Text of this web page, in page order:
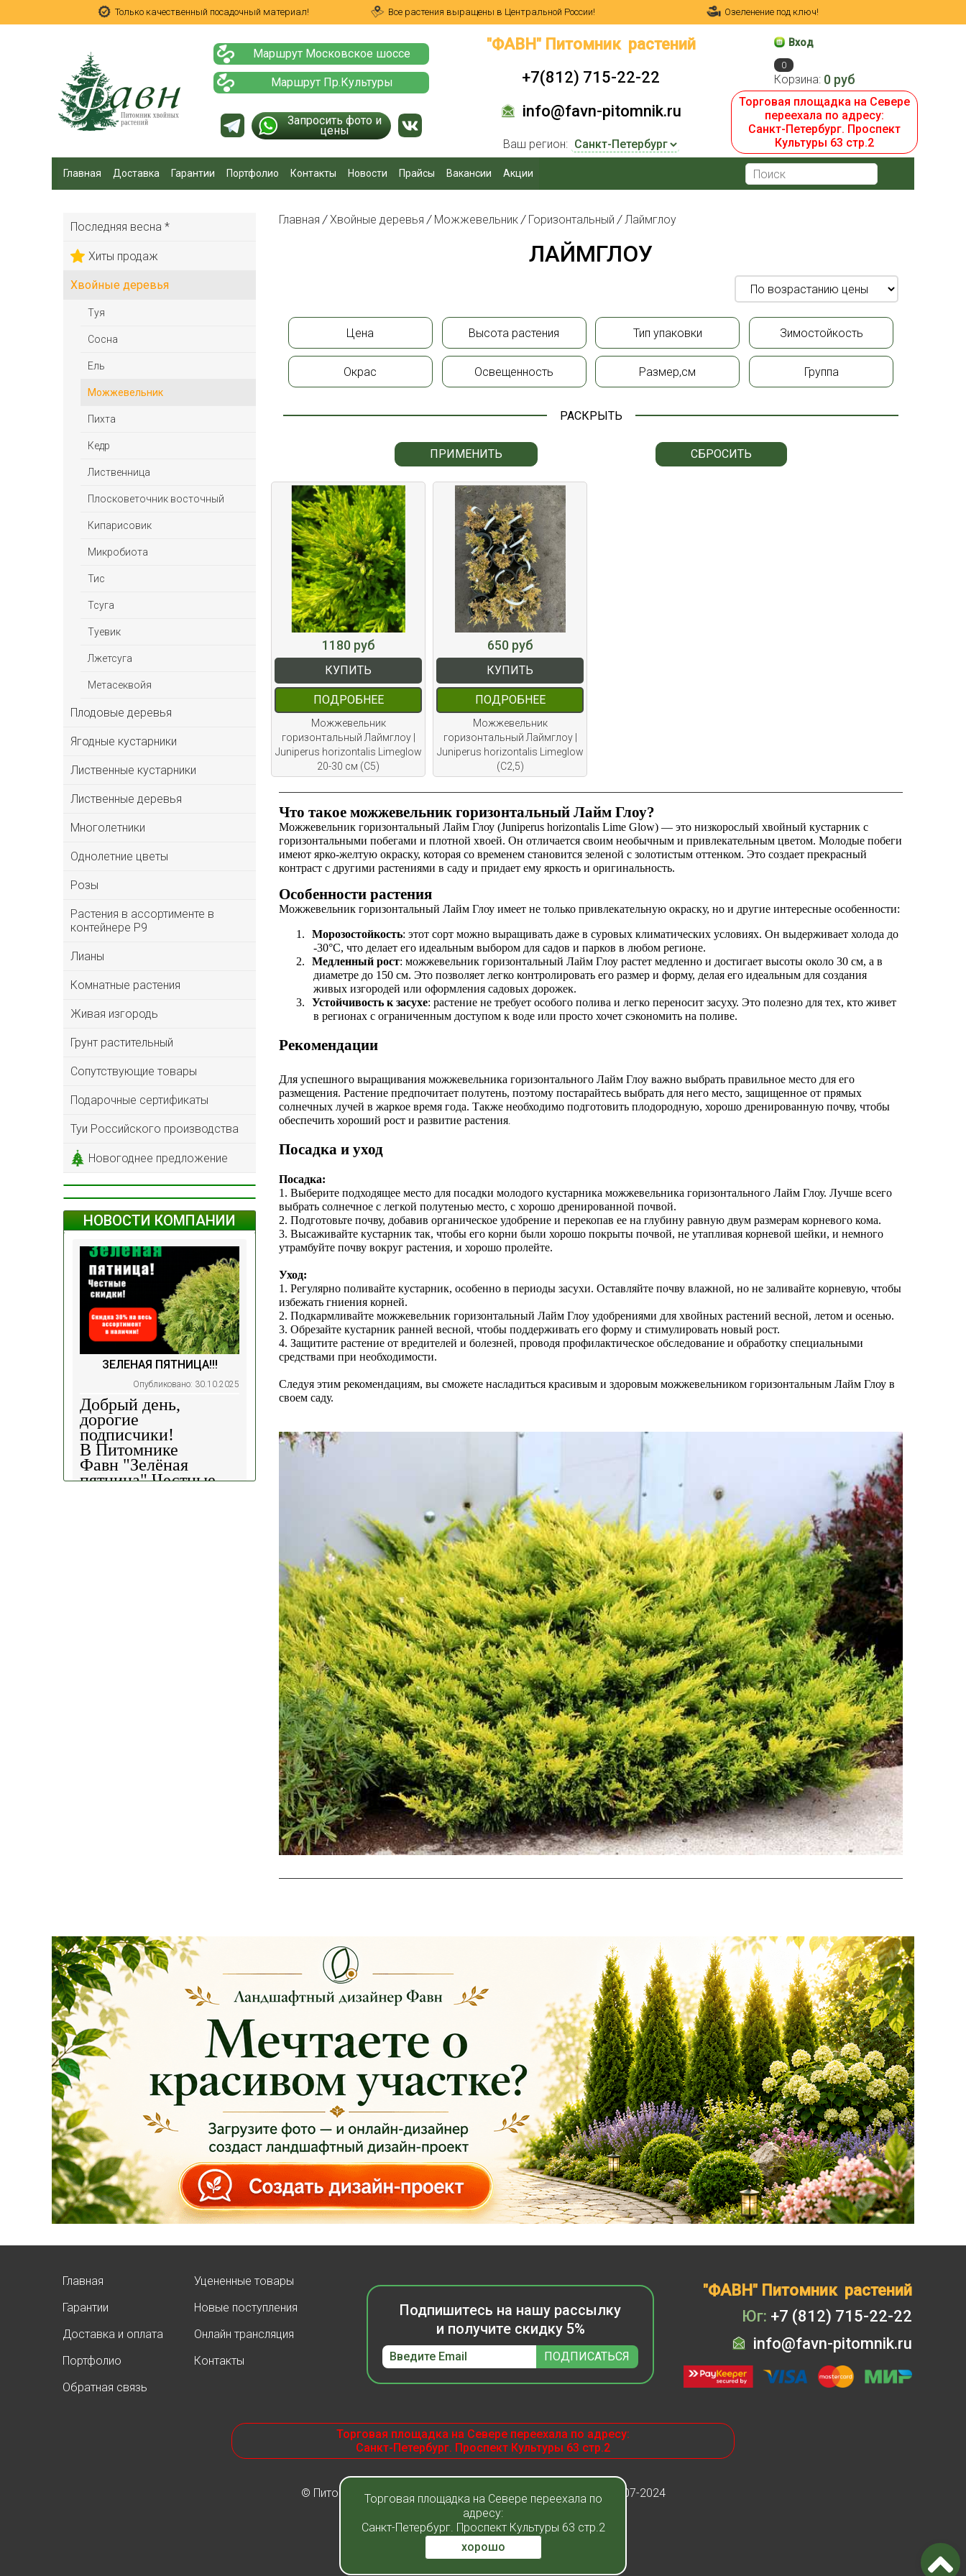
Только качественный посадочный материал! Все растения выращены в Центральной России! Озеленение под ключ!
Маршрут Московское шоссе
Маршрут Пр.Культуры
Запросить фото и
цены
"ФАВН" Питомник растений
+7(812) 715-22-22
info@favn-pitomnik.ru
Ваш регион:
Вход
0
Корзина: 0 руб
Торговая площадка на Севере
переехала по адресу:
Санкт-Петербург. Проспект
Культуры 63 стр.2
Главная Доставка Гарантии Портфолио Контакты Новости Прайсы Вакансии Акции
Последняя весна *
Хиты продаж
Хвойные деревья
Туя
Сосна
Ель
Можжевельник
Пихта
Кедр
Лиственница
Плосковеточник восточный
Кипарисовик
Микробиота
Тис
Тсуга
Туевик
Лжетсуга
Метасеквойя
Плодовые деревья
Ягодные кустарники
Лиственные кустарники
Лиственные деревья
Многолетники
Однолетние цветы
Розы
Растения в ассортименте в
контейнере P9
Лианы
Комнатные растения
Живая изгородь
Грунт растительный
Сопутствующие товары
Подарочные сертификаты
Туи Российского производства
Новогоднее предложение
НОВОСТИ КОМПАНИИ
ЗЕЛЕНАЯ ПЯТНИЦА!!!
Опубликовано: 30.10.2025
Добрый день,
дорогие
подписчики!
В Питомнике
Фавн "Зелёная
пятница".Честные
Опубликовано: 07.08.2025
Добрый день, дорогие
подписчики!
У нас началасьСУПЕР
АКЦИЯ!
Скидка 20%
все
туи западные
Брабант
в наличии на
нашей площадке!
Главная / Хвойные деревья / Можжевельник / Горизонтальный / Лаймглоу
ЛАЙМГЛОУ
Цена Высота растения Тип упаковки Зимостойкость
Окрас Освещенность Размер,см Группа
РАСКРЫТЬ
ПРИМЕНИТЬ СБРОСИТЬ
1180 руб
КУПИТЬ
ПОДРОБНЕЕ
Можжевельник
горизонтальный Лаймглоу |
Juniperus horizontalis Limeglow
20-30 см (С5)
650 руб
КУПИТЬ
ПОДРОБНЕЕ
Можжевельник
горизонтальный Лаймглоу |
Juniperus horizontalis Limeglow
(С2,5)
Что такое можжевельник горизонтальный Лайм Глоу?
Можжевельник горизонтальный Лайм Глоу (Juniperus horizontalis Lime Glow) — это низкорослый хвойный кустарник с
горизонтальными побегами и плотной хвоей. Он отличается своим необычным и привлекательным цветом. Молодые побеги
имеют ярко-желтую окраску, которая со временем становится зеленой с золотистым оттенком. Это создает прекрасный
контраст с другими растениями в саду и придает ему яркость и оригинальность.
Особенности растения
Можжевельник горизонтальный Лайм Глоу имеет не только привлекательную окраску, но и другие интересные особенности:
1. Морозостойкость: этот сорт можно выращивать даже в суровых климатических условиях. Он выдерживает холода до
-30°C, что делает его идеальным выбором для садов и парков в любом регионе.
2.
Медленный рост: можжевельник горизонтальный Лайм Глоу растет медленно и достигает высоты около 30 см, а в
диаметре до 150 см. Это позволяет легко контролировать его размер и форму, делая его идеальным для создания
живых изгородей или оформления садовых дорожек.
3.
Устойчивость к засухе: растение не требует особого полива и легко переносит засуху. Это полезно для тех, кто живет
в регионах с ограниченным доступом к воде или просто хочет сэкономить на поливе.
Рекомендации
Для успешного выращивания можжевельника горизонтального Лайм Глоу важно выбрать правильное место для его
размещения. Растение предпочитает полутень, поэтому постарайтесь выбрать для него место, защищенное от прямых
солнечных лучей в жаркое время года. Также необходимо подготовить плодородную, хорошо дренированную почву, чтобы
обеспечить хороший рост и развитие растения.
Посадка и уход
Посадка:
1. Выберите подходящее место для посадки молодого кустарника можжевельника горизонтального Лайм Глоу. Лучше всего
выбрать солнечное с легкой полутенью место, с хорошо дренированной почвой.
2. Подготовьте почву, добавив органическое удобрение и перекопав ее на глубину равную двум размерам корневого кома.
3. Высаживайте кустарник так, чтобы его корни были хорошо покрыты почвой, не утапливая корневой шейки, и немного
утрамбуйте почву вокруг растения, и хорошо пролейте.
Уход:
1. Регулярно поливайте кустарник, особенно в периоды засухи. Оставляйте почву влажной, но не заливайте корневую, чтобы
избежать гниения корней.
2. Подкармливайте можжевельник горизонтальный Лайм Глоу удобрениями для хвойных растений весной, летом и осенью.
3. Обрезайте кустарник ранней весной, чтобы поддерживать его форму и стимулировать новый рост.
4. Защитите растение от вредителей и болезней, проводя профилактическое обследование и обработку специальными
средствами при необходимости.
Следуя этим рекомендациям, вы сможете насладиться красивым и здоровым можжевельником горизонтальным Лайм Глоу в
своем саду.
Главная
Гарантии
Доставка и оплата
Портфолио
Обратная связь
Уцененные товары
Новые поступления
Онлайн трансляция
Контакты
Подпишитесь на нашу рассылку
и получите скидку 5%
"ФАВН" Питомник растений
Юг: +7 (812) 715-22-22
info@favn-pitomnik.ru
Торговая площадка на Севере переехала по адресу:
Санкт-Петербург. Проспект Культуры 63 стр.2
© Питомник растений "Фавн" - Санкт-Петербург - Москва 2007-2024
Торговая площадка на Севере переехала по
адресу:
Санкт-Петербург. Проспект Культуры 63 стр.2
хорошо